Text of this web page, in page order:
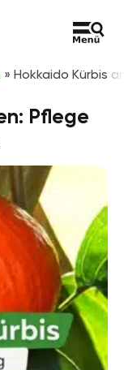
» Hokkaido Kürbis
Pflege